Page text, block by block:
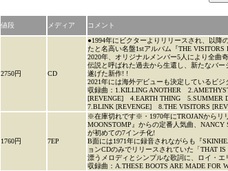
値段 メディア コメント
2750円 CD
●1994年にビクターよりリリースされ、以降
たと名高い名盤1stアルバム『THE VISITORS
2020年、オリジナルメンバー5人により全曲
伝説と呼ばれた過去から生還し、新たなバ
遂げた新作! !
2021年には海外デビューも決定しているビジ
収録曲：1.KILLING ANOTHER
[REVENGE] 4.EARTH THING 5.SUMMER
7.BLINK [REVENGE] 8.THE VISITORS
1760円 7EP
※在庫切れです※・1970年にTROJANからリ
MOONSTOMP』からの定番人気曲、
が初めての7インチ化!
B面には1971年に録音されながらも『
ョンCDのみでリリースされていた「THAT
漂うメロディとシンプルな歌詞に、ロイ・エ
収録曲：A.THESE BOOTS ARE MADE FOR